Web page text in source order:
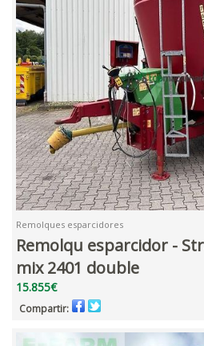
Remolques esparcidores
Remolqu esparcidor -
mix 2401 double
15.855€
Compartir: